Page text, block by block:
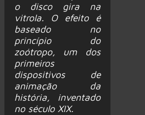
o disco gira na
vitrola. O efeito é
baseado no
princípio do
zoótropo, um dos
primeiros
dispositivos de
animação da
história, inventado
no século XIX.